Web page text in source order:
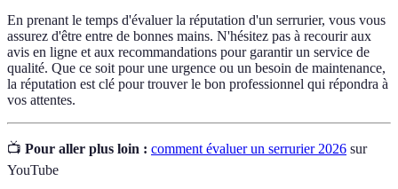
En prenant le temps d'évaluer la réputation d'un serrurier, vous vous
assurez d'être entre de bonnes mains. N'hésitez pas à recourir aux
avis en ligne et aux recommandations pour garantir un service de
qualité. Que ce soit pour une urgence ou un besoin de maintenance,
la réputation est clé pour trouver le bon professionnel qui répondra à
vos attentes.
📺 Pour aller plus loin : comment évaluer un serrurier 2026 sur
YouTube